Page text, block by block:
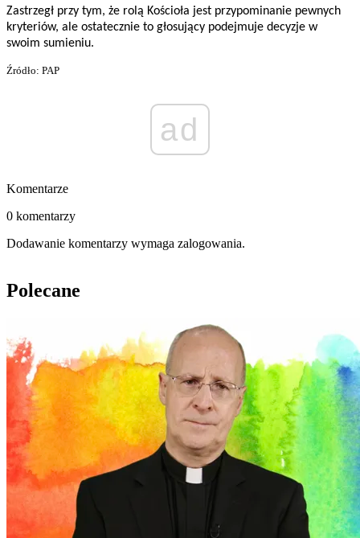
Zastrzegł przy tym, że rolą Kościoła jest przypominanie pewnych
kryteriów, ale ostatecznie to głosujący podejmuje decyzje w
swoim sumieniu.
Źródło: PAP
ad
Komentarze
0 komentarzy
Dodawanie komentarzy wymaga zalogowania.
Polecane